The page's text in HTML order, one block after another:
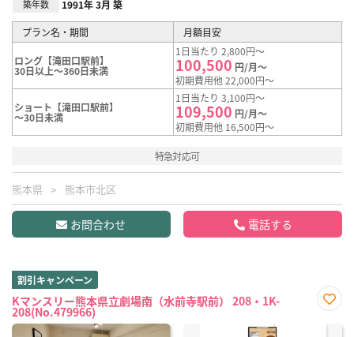
築年数 1991年 3月 築
プラン名・期間 月額目安
ロング【滝田口駅前】
30日以上～360日未満
1日当たり 2,800円～
100,500 円/月～
初期費用他 22,000円～
ショート【滝田口駅前】
～30日未満
1日当たり 3,100円～
109,500 円/月～
初期費用他 16,500円～
特急対応可
熊本県 熊本市北区
お問合わせ 電話する
割引キャンペーン
Kマンスリー熊本県立劇場南（水前寺駅前） 208・1K-
208(No.479966)
に入